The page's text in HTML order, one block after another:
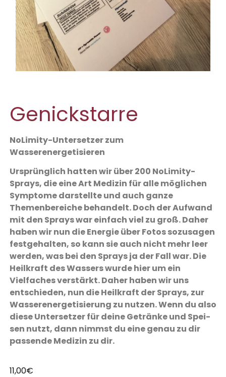
Genickstarre
NoLimity-Untersetzer zum
Wasserenergetisieren
Ursprünglich hatten wir über 200 NoLimity-
Sprays, die eine Art Medizin für alle möglichen
Symptome darstellte und auch ganze
Themenbereiche behandelt. Doch der Aufwand
mit den Sprays war einfach viel zu groß. Daher
haben wir nun die Energie über Fotos sozusagen
festgehalten, so kann sie auch nicht mehr leer
werden, was bei den Sprays ja der Fall war. Die
Heilkraft des Wassers wurde hier um ein
Vielfaches verstärkt. Daher haben wir uns
entschieden, nun die Heilkraft der Sprays, zur
Wasser­ener­ge­tisierung zu nutzen. Wenn du also
diese Untersetzer für deine Getränke und Spei­
sen nutzt, dann nimmst du eine genau zu dir
passende Medizin zu dir.
11,00€